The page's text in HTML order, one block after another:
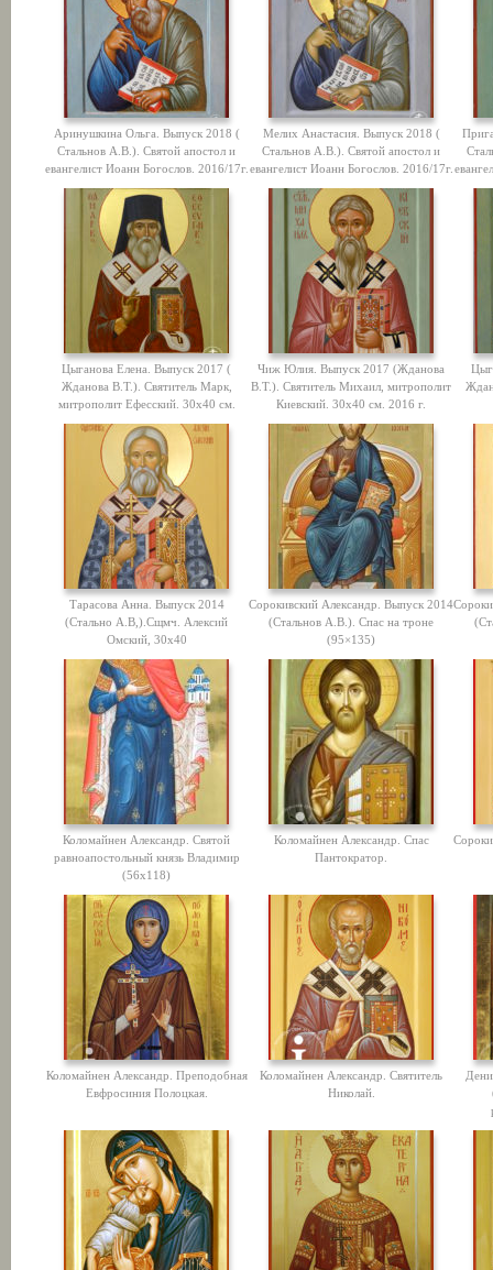
Аринушкина Ольга. Выпуск 2018 (
Стальнов А.В.). Святой апостол и
евангелист Иоанн Богослов. 2016/17г.
Мелих Анастасия. Выпуск 2018 (
Стальнов А.В.). Святой апостол и
евангелист Иоанн Богослов. 2016/17г.
Цыганова Елена. Выпуск 2017 (
Жданова В.Т.). Святитель Марк,
митрополит Ефесский. 30х40 см.
Чиж Юлия. Выпуск 2017 (Жданова
В.Т.). Святитель Михаил, митрополит
Киевский. 30х40 см. 2016 г.
Тарасова Анна. Выпуск 2014
(Стально А.В,).Сщмч. Алексий
Омский, 30х40
Сорокивский Александр. Выпуск 2014
(Стальнов А.В.). Спас на троне
(95×135)
Коломайнен Александр. Святой
равноапостольный князь Владимир
(56х118)
Коломайнен Александр. Спас
Пантократор.
Коломайнен Александр. Преподобная
Евфросиния Полоцкая.
Коломайнен Александр. Святитель
Николай.